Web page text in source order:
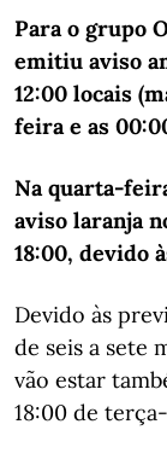
Para o grupo
emitiu aviso
12:00 locais
feira e as
Na quarta-
aviso laranja
18:00, devido
Devido às
de seis a sete
vão estar
18:00 de